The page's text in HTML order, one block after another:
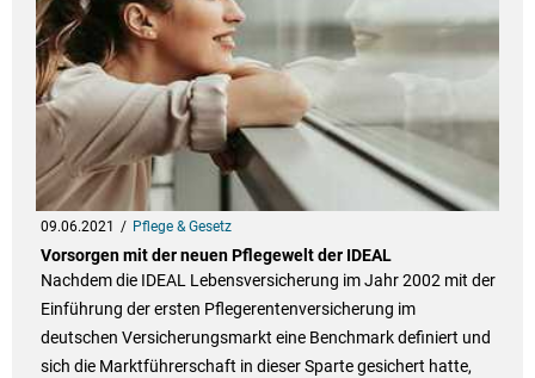
09.06.2021 Pflege & Gesetz
Vorsorgen mit der neuen Pflegewelt der IDEAL
Nachdem die IDEAL Lebensversicherung im Jahr 2002 mit der
Einführung der ersten Pflegerentenversicherung im
deutschen Versicherungsmarkt eine Benchmark definiert und
sich die Marktführerschaft in dieser Sparte gesichert hatte,